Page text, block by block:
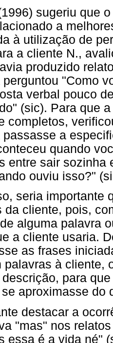
sugeriu que
a
à utilização de
a cliente N.,
produzido
perguntou "Como
verbal pouco
(sic). Para que
completos,
passasse a
quando
entre sair sozinha
ouviu isso?"
seria importante
da cliente, pois,
alguma palavra
a cliente usaria.
as frases
palavras à cliente,
para
aproximasse do
destacar a
"mas" nos
essa é a vida né"